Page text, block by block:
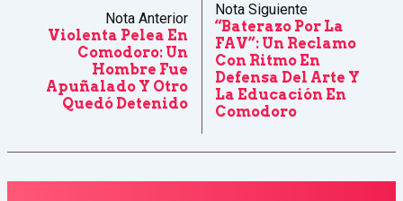
Nota Anterior
Violenta Pelea En
Comodoro: Un
Hombre Fue
Apuñalado Y Otro
Quedó Detenido
Nota Siguiente
“Baterazo Por La
FAV”: Un Reclamo
Con Ritmo En
Defensa Del Arte Y
La Educación En
Comodoro